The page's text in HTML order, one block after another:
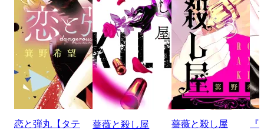
恋と弾丸【タテ
薔薇と殺し屋
薔薇と殺し屋